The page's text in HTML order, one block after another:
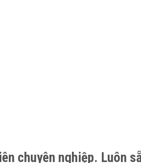
chuyên nghiệp. Luôn